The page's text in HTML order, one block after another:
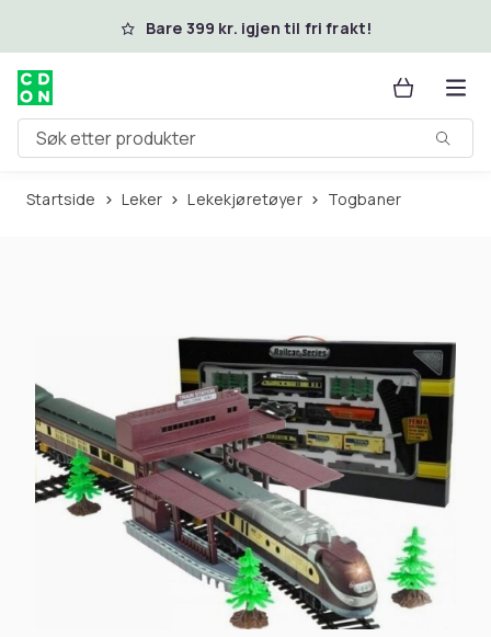
Hopp til hovedinnholdBare 399 kr. igjen til fri frakt!
Søk etter produkter
Startside Leker Lekekjøretøyer Togbaner